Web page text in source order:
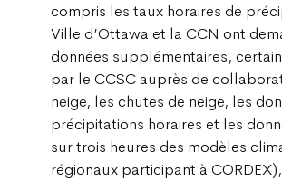
compris les taux horaires de
Ville d’Ottawa et la CCN ont
données supplémentaires,
par le CCSC auprès de
neige, les chutes de neige, les
précipitations horaires et les
sur trois heures des modèles
régionaux participant à